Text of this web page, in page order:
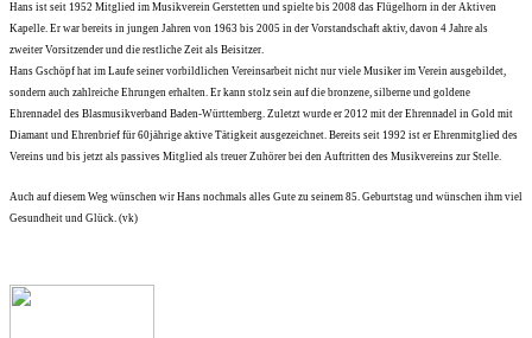
Hans ist seit 1952 Mitglied im Musikverein Gerstetten und spielte bis 2008 das Flügelhorn in der Aktiven
Kapelle. Er war bereits in jungen Jahren von 1963 bis 2005 in der Vorstandschaft aktiv, davon 4 Jahre als
zweiter Vorsitzender und die restliche Zeit als Beisitzer.
Hans Gschöpf hat im Laufe seiner vorbildlichen Vereinsarbeit nicht nur viele Musiker im Verein ausgebildet,
sondern auch zahlreiche Ehrungen erhalten. Er kann stolz sein auf die bronzene, silberne und goldene
Ehrennadel des Blasmusikverband Baden-Württemberg. Zuletzt wurde er 2012 mit der Ehrennadel in Gold mit
Diamant und Ehrenbrief für 60jährige aktive Tätigkeit ausgezeichnet. Bereits seit 1992 ist er Ehrenmitglied des
Vereins und bis jetzt als passives Mitglied als treuer Zuhörer bei den Auftritten des Musikvereins zur Stelle.
Auch auf diesem Weg wünschen wir Hans nochmals alles Gute zu seinem 85. Geburtstag und wünschen ihm viel
Gesundheit und Glück. (vk)